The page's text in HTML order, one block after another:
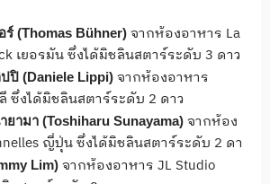
ร์ (Thomas Bühner) จากห้องอาหาร La
เยอรมัน ซึ่งได้มิชลินสตาร์ระดับ 3 ดาว
ปปิ (Daniele Lippi) จากห้องอาหาร
ซึ่งได้มิชลินสตาร์ระดับ 2 ดาว
ยามา (Toshiharu Sunayama) จากห้อง
ญี่ปุ่น ซึ่งได้มิชลินสตาร์ระดับ 2 ดา
Lim) จากห้องอาหาร JL Studio